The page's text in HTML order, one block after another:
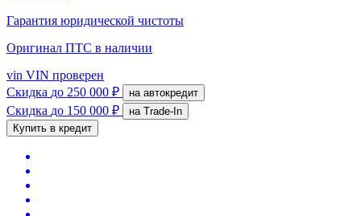
Гарантия юридической чистоты
Оригинал ПТС в наличии
vin VIN проверен
Скидка до 250 000 ₽ на автокредит
Скидка до 150 000 ₽
на Trade-In
Купить в кредит